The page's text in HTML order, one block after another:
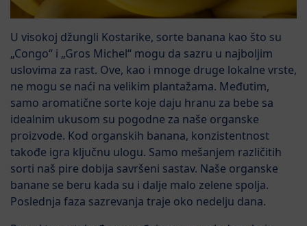
U visokoj džungli Kostarike, sorte banana kao što su
„Congo“ i „Gros Michel“ mogu da sazru u najboljim
uslovima za rast. Ove, kao i mnoge druge lokalne vrste,
ne mogu se naći na velikim plantažama. Međutim,
samo aromatične sorte koje daju hranu za bebe sa
idealnim ukusom su pogodne za naše organske
proizvode. Kod organskih banana, konzistentnost
takođe igra ključnu ulogu. Samo mešanjem različitih
sorti naš pire dobija savršeni sastav. Naše organske
banane se beru kada su i dalje malo zelene spolja.
Poslednja faza sazrevanja traje oko nedelju dana.